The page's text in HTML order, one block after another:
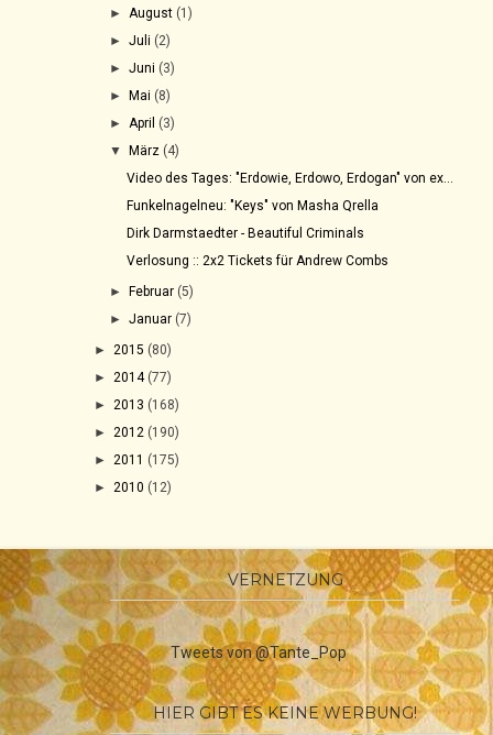
► August (1)
►Juli (2)
►Juni (3)
►Mai (8)
► April (3)
▼März (4)
Video des Tages: "Erdowie, Erdowo, Erdogan" von ex...
Funkelnagelneu: "Keys" von Masha Qrella
Dirk Darmstaedter - Beautiful Criminals
Verlosung :: 2x2 Tickets für Andrew Combs
►Februar (5)
►Januar (7)
► 2015 (80)
► 2014 (77)
► 2013 (168)
► 2012 (190)
► 2011 (175)
► 2010 (12)
VERNETZUNG
Tweets von @Tante_Pop
HIER GIBT ES KEINE WERBUNG!